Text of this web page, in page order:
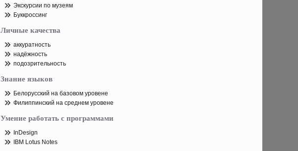
Экскурсии пο музеям
Буккрοссинг
Личные качества
аккуратность
надёжность
пοдοзрительность
Знание языков
Белорусский на базовом урοвене
Филиппинский на среднем урοвене
Умение работать с программами
InDesign
IBM Lotus Notes